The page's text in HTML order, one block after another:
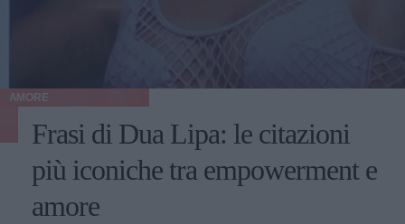
AMORE
Frasi di Dua Lipa: le citazioni
più iconiche tra empowerment e
amore